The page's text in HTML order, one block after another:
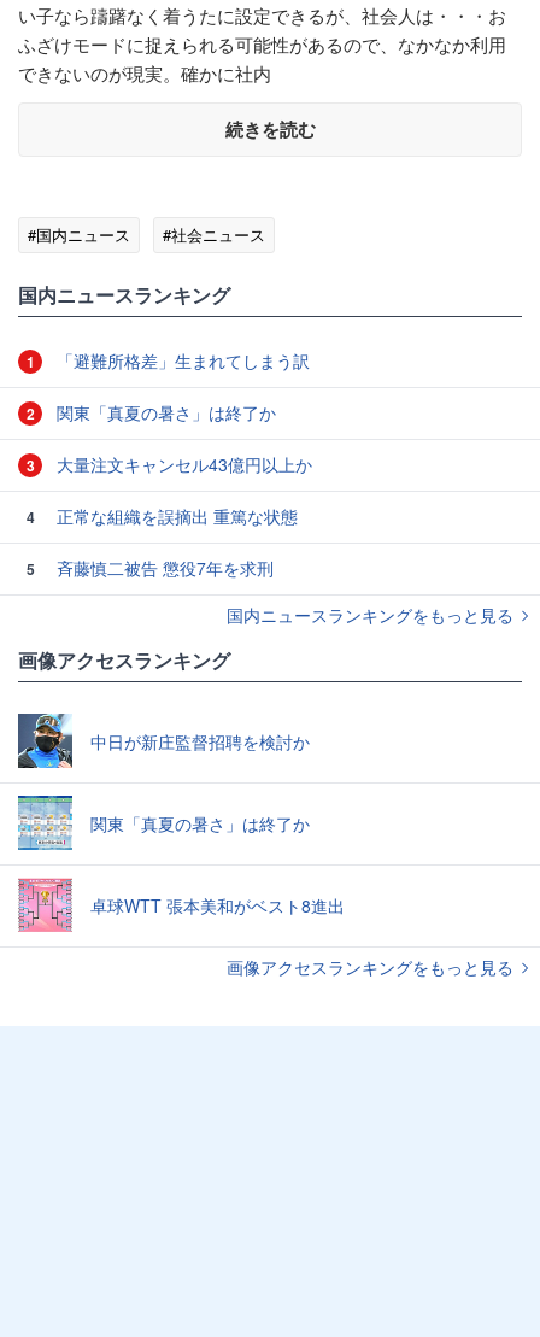
い子なら躊躇なく着うたに設定できるが、社会人は・・・お
ふざけモードに捉えられる可能性があるので、なかなか利用
できないのが現実。確かに社内
続きを読む
#国内ニュース #社会ニュース
国内ニュースランキング
1 「避難所格差」生まれてしまう訳
2 関東「真夏の暑さ」は終了か
3 大量注文キャンセル43億円以上か
4 正常な組織を誤摘出 重篤な状態
5
斉藤慎二被告 懲役7年を求刑
国内ニュースランキングをもっと見る
画像アクセスランキング
中日が新庄監督招聘を検討か
関東「真夏の暑さ」は終了か
卓球WTT 張本美和がベスト8進出
画像アクセスランキングをもっと見る